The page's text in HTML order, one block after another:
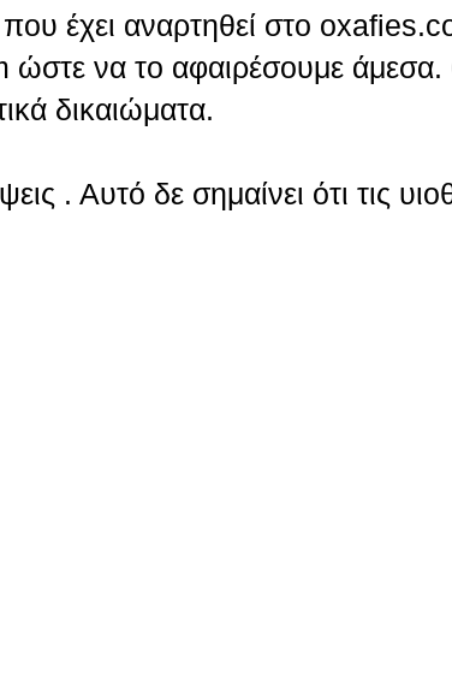
έχει αναρτηθεί στο
να το αφαιρέσουμε άμεσα.
δικαιώματα.
. Αυτό δε σημαίνει ότι τις